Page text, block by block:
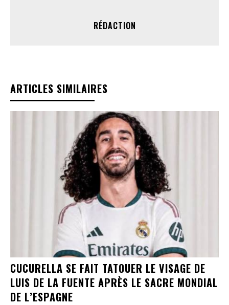
RÉDACTION
ARTICLES SIMILAIRES
CUCURELLA SE FAIT TATOUER LE VISAGE DE
LUIS DE LA FUENTE APRÈS LE SACRE MONDIAL
DE L’ESPAGNE